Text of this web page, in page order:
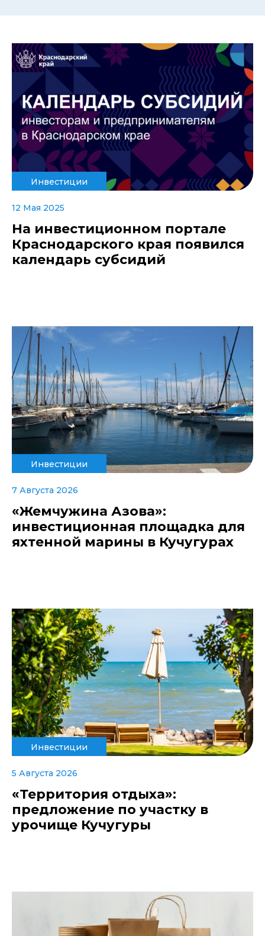
Инвестиции
12 Мая 2025
На инвестиционном портале
Краснодарского края появился
календарь субсидий
Инвестиции
7 Августа 2026
«Жемчужина Азова»:
инвестиционная площадка для
яхтенной марины в Кучугурах
Инвестиции
5 Августа 2026
«Территория отдыха»:
предложение по участку в
урочище Кучугуры